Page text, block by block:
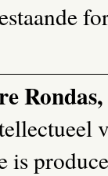
Rondas,
is